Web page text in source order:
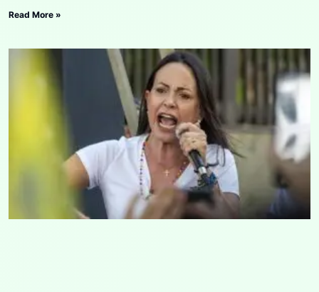
Read More »